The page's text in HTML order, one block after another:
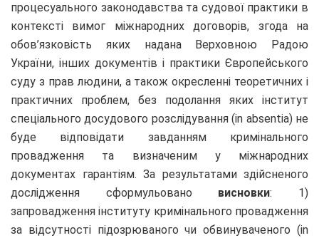
процесуального законодавства та судової практики в
контексті вимог міжнародних договорів, згода на
обов’язковість яких надана Верховною Радою
України, інших документів і практики Європейського
суду з прав людини, а також окресленні теоретичних і
практичних проблем, без подолання яких інститут
спеціального досудового розслідування (in absentia) не
буде відповідати завданням кримінального
провадження та визначеним у міжнародних
документах гарантіям. За результатами здійсненого
дослідження сформульовано висновки: 1)
запровадження інституту кримінального провадження
за відсутності підозрюваного чи обвинуваченого (in